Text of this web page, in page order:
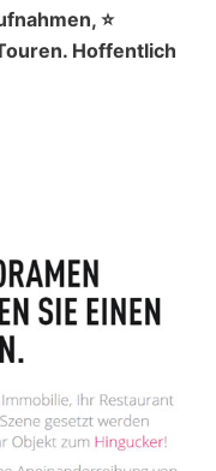
⭐
Hoffentlich